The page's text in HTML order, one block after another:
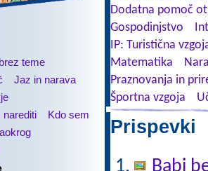
brez teme
Jaz in narava
narediti
Kdo sem
Dodatna pomoč
Gospodinjstvo
IP: Turistična
Matematika
Praznovanja in
Športna vzgoja
Prispevki
Babi